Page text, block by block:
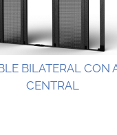
BILATERAL CON
CENTRAL